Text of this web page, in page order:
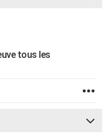
tous les